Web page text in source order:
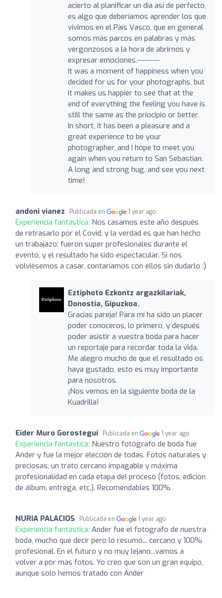
acierto al planificar un dia así de perfecto,
es algo que deberíamos aprender los que
vivimos en el País Vasco, que en general
somos más parcos en palabras y más
vergonzosos a la hora de abrirnos y
expresar emociones.---------
It was a moment of happiness when you
decided for us for your photographs, but
it makes us happier to see that at the
end of everything the feeling you have is
still the same as the priocipio or better.
In short, it has been a pleasure and a
great experience to be your
photographer, and I hope to meet you
again when you return to San Sebastian.
A long and strong hug, and see you next
time!
andoni vianez Publicada en 1 year ago
Experiencia fantástica: Nos casamos este año después
de retrasarlo por el Covid, y la verdad es que han hecho
un trabajazo; fueron super profesionales durante el
evento, y el resultado ha sido espectacular. Si nos
volviésemos a casar, contaríamos con ellos sin dudarlo :)
Eztiphoto Ezkontz argazkilariak,
Donostia, Gipuzkoa.
Gracias pareja! Para mí ha sido un placer
poder conoceros, lo primero, y después
poder asistir a vuestra boda para hacer
un reportaje para recordar toda la vida.
Me alegro mucho de que el resultado os
haya gustado, esto es muy importante
para nosotros.
¡Nos vemos en la siguiente boda de la
Kuadrilla!
Eider Muro Gorostegui Publicada en 1 year ago
Experiencia fantástica: Nuestro fotógrafo de boda fue
Ander y fue la mejor elección de todas. Fotos naturales y
preciosas, un trato cercano impagable y máxima
profesionalidad en cada etapa del proceso (fotos, edición
de álbum, entrega, etc.). Recomendables 100%
NURIA PALACIOS Publicada en 1 year ago
Experiencia fantástica: Ander fue el fotografo de nuestra
boda, mucho que decir pero lo resumo... cercano y 100%
profesional. En el futuro y no muy lejano...vamos a
volver a por más fotos. Yo creo que son un gran equipo,
aunque solo hemos tratado con Ander